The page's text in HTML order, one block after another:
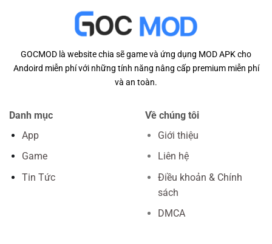
GOCMOD là website chia sẽ game và ứng dụng MOD APK cho
Andoird miễn phí với những tính năng nâng cấp premium miễn phí
và an toàn.
Danh mục
App
Game
Tin Tức
Về chúng tôi
Giới thiệu
Liên hệ
Điều khoản & Chính
sách
DMCA